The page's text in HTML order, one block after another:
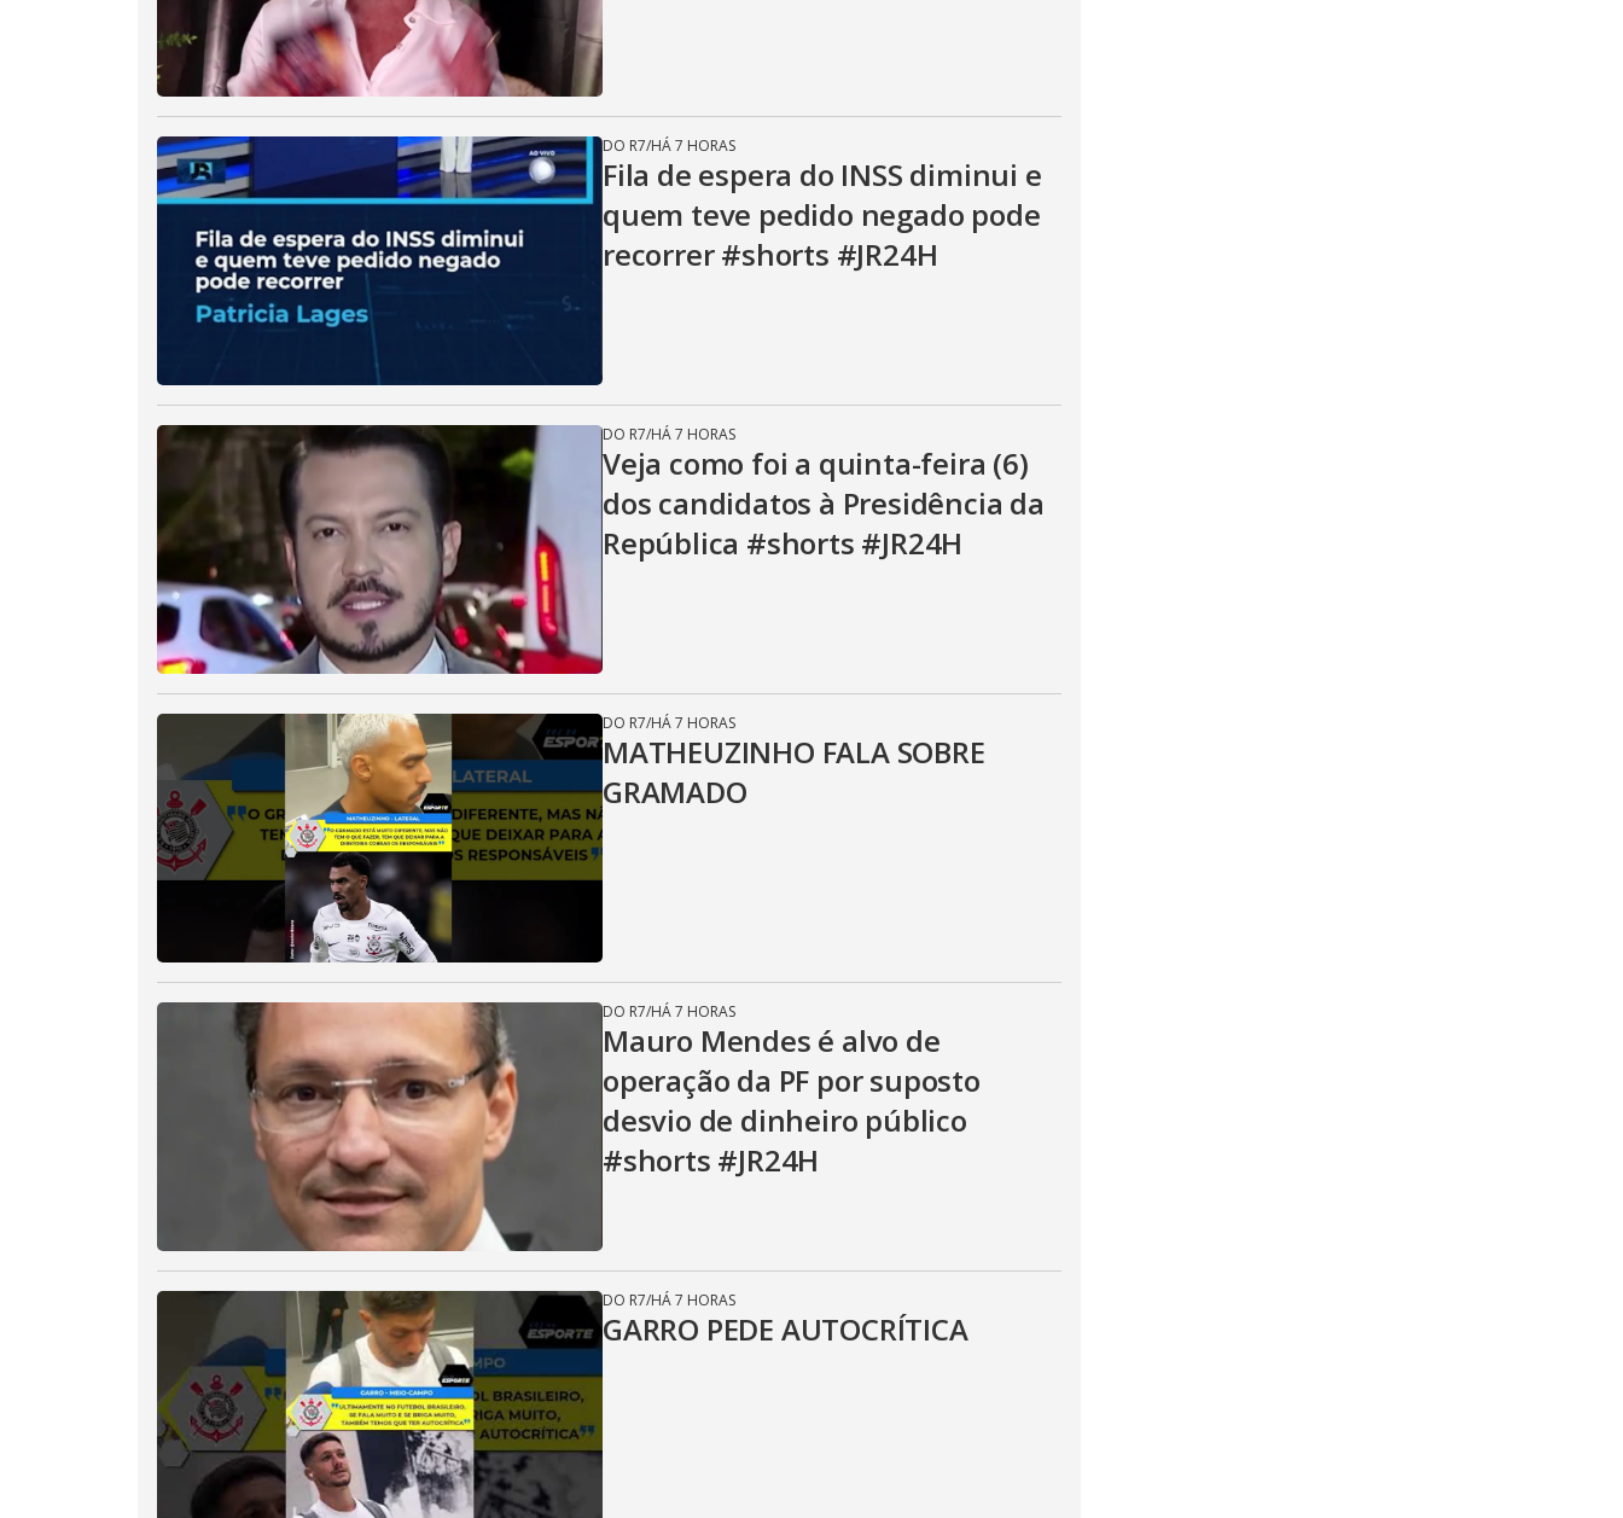
DO R7/HÁ 7 HORAS
Fila de espera do INSS diminui e
quem teve pedido negado pode
recorrer #shorts #JR24H
DO R7/HÁ 7 HORAS
Veja como foi a quinta-feira (6)
dos candidatos à Presidência da
República #shorts #JR24H
DO R7/HÁ 7 HORAS
MATHEUZINHO FALA SOBRE
GRAMADO
DO R7/HÁ 7 HORAS
Mauro Mendes é alvo de
operação da PF por suposto
desvio de dinheiro público
#shorts #JR24H
DO R7/HÁ 7 HORAS
GARRO PEDE AUTOCRÍTICA